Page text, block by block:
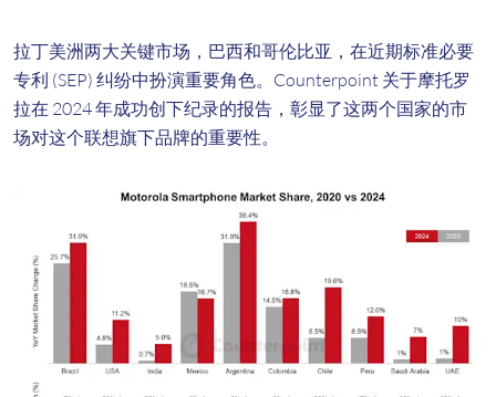
拉丁美洲两大关键市场，巴西和哥伦比亚，在近期标准必要
专利 (SEP) 纠纷中扮演重要角色。Counterpoint 关于摩托罗
拉在 2024 年成功创下纪录的报告，彰显了这两个国家的市
场对这个联想旗下品牌的重要性。